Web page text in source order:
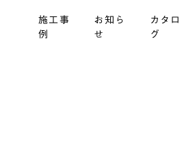
施工事
例
お知ら
せ
カタロ
グ